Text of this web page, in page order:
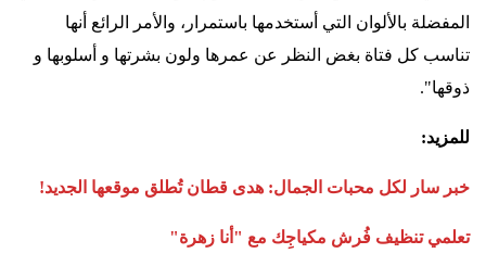
المفضلة بالألوان التي أستخدمها باستمرار، والأمر الرائع أنها
تناسب كل فتاة بغض النظر عن عمرها ولون بشرتها و أسلوبها و
ذوقها."
للمزيد:
خبر سار لكل محبات الجمال: هدى قطان تُطلق موقعها الجديد!
تعلمي تنظيف فُرش مكياجِك مع "أنا زهرة"